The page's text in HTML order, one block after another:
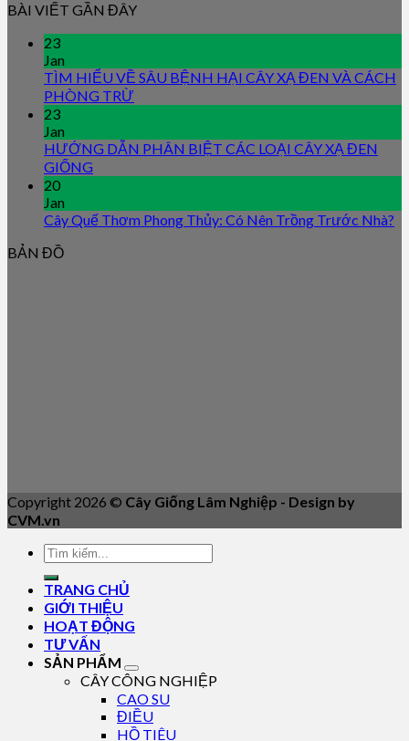
BÀI VIẾT GẦN ĐÂY
23
Jan
TÌM HIỂU VỀ SÂU BỆNH HẠI CÂY XẠ ĐEN VÀ CÁCH
PHÒNG TRỪ
23
Jan
HƯỚNG DẪN PHÂN BIỆT CÁC LOẠI CÂY XẠ ĐEN
GIỐNG
20
Jan
Cây Quế Thơm Phong Thủy: Có Nên Trồng Trước Nhà?
BẢN ĐỒ
Copyright 2026 © Cây Giống Lâm Nghiệp - Design by
CVM.vn
TRANG CHỦ
GIỚI THIỆU
HOẠT ĐỘNG
TƯ VẤN
SẢN PHẨM
CÂY CÔNG NGHIỆP
CAO SU
ĐIỀU
HỒ TIÊU